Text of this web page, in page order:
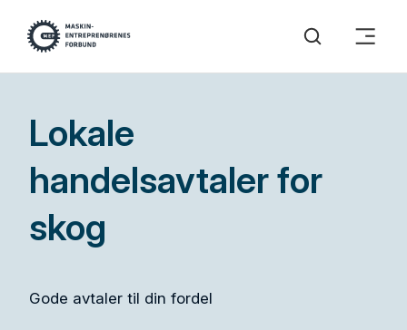
Lokale
handelsavtaler for
skog
Gode avtaler til din fordel